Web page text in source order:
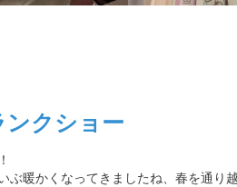
ンクショー
ぶ暖かくなってきましたね、春を通り